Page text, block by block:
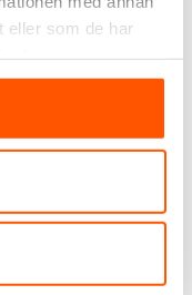
eller som de har
Electric Resi9
Electric